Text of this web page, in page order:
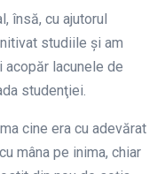
însă, cu ajutorul
studiile şi am
acopăr lacunele de
studenţiei.
cine era cu adevărat
mâna pe inima, chiar